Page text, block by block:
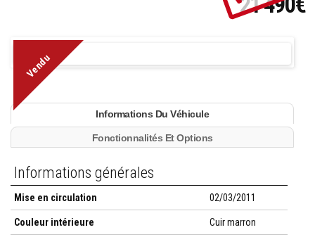
Vendu
Informations Du Véhicule
Fonctionnalités Et Options
Informations générales
Mise en circulation 02/03/2011
Couleur intérieure Cuir marron